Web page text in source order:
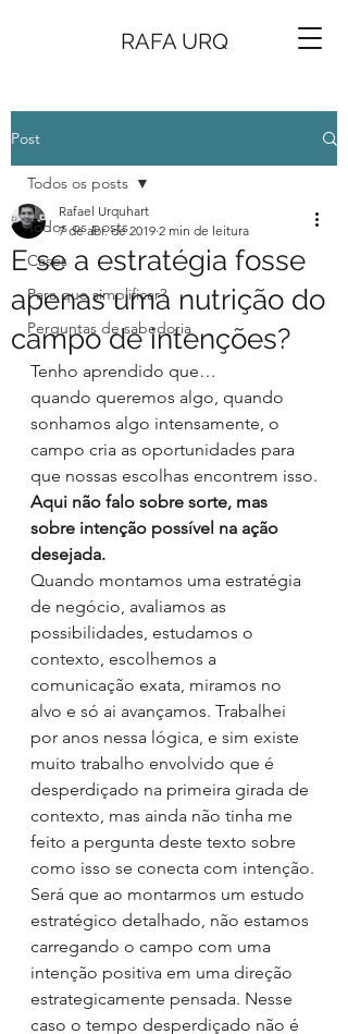
RAFA URQ
Post
Todos os posts
Cases
Para que simplificar?
Perguntas de sabedoria
Todos os posts
E se a estratégia fosse
apenas uma nutrição do
campo de intenções?
Rafael Urquhart
7 de abr. de 2019 2 min de leitura
Tenho aprendido que…
quando queremos algo, quando
sonhamos algo intensamente, o
campo cria as oportunidades para
que nossas escolhas encontrem isso.
Aqui não falo sobre sorte, mas
sobre intenção possível na ação
desejada.
Quando montamos uma estratégia
de negócio, avaliamos as
possibilidades, estudamos o
contexto, escolhemos a
comunicação exata, miramos no
alvo e só ai avançamos. Trabalhei
por anos nessa lógica, e sim existe
muito trabalho envolvido que é
desperdiçado na primeira girada de
contexto, mas ainda não tinha me
feito a pergunta deste texto sobre
como isso se conecta com intenção.
Será que ao montarmos um estudo
estratégico detalhado, não estamos
carregando o campo com uma
intenção positiva em uma direção
estrategicamente pensada. Nesse
caso o tempo desperdiçado não é